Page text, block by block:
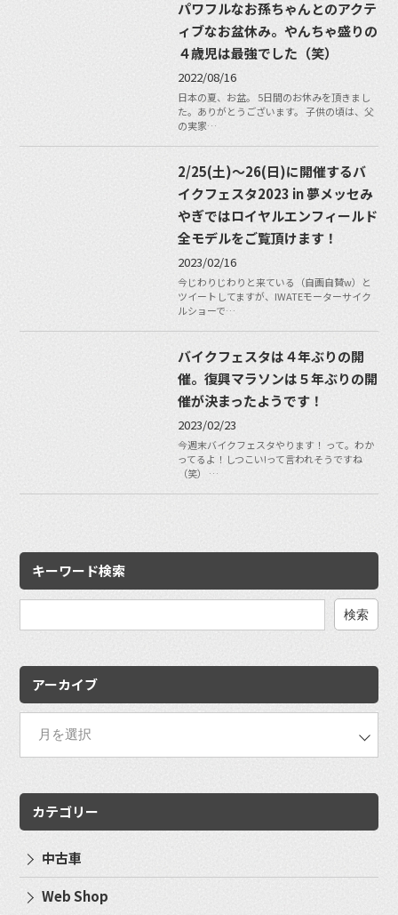
パワフルなお孫ちゃんとのアクテ
ィブなお盆休み。やんちゃ盛りの
４歳児は最強でした（笑）
2022/08/16
日本の夏、お盆。 5日間のお休みを頂きまし
た。ありがとうございます。 子供の頃は、父
の実家…
2/25(土)〜26(日)に開催するバ
イクフェスタ2023 in 夢メッセみ
やぎではロイヤルエンフィールド
全モデルをご覧頂けます！
2023/02/16
今じわりじわりと来ている（自画自賛w）と
ツイートしてますが、IWATEモーターサイク
ルショーで…
バイクフェスタは４年ぶりの開
催。復興マラソンは５年ぶりの開
催が決まったようです！
2023/02/23
今週末バイクフェスタやります！ って。わか
ってるよ！しつこい!って言われそうですね
（笑） …
キーワード検索
アーカイブ
カテゴリー
中古車
Web Shop